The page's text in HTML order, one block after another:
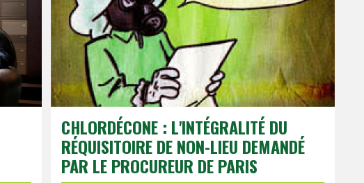
CHLORDÉCONE : L'INTÉGRALITÉ DU
RÉQUISITOIRE DE NON-LIEU DEMANDÉ
PAR LE PROCUREUR DE PARIS